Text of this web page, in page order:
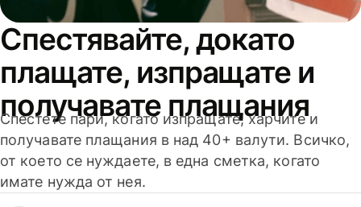
Спестявайте, докато
плащате, изпращате и
получавате плащания
Спестете пари, когато изпращате, харчите и
получавате плащания в над 40+ валути. Всичко,
от което се нуждаете, в една сметка, когато
имате нужда от нея.